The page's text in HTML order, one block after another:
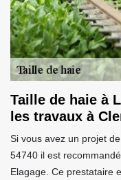
Taille de haie à
les travaux à
Si vous avez un projet
54740 il est
Elagage. Ce prestataire